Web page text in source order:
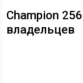
Champion
владельцев